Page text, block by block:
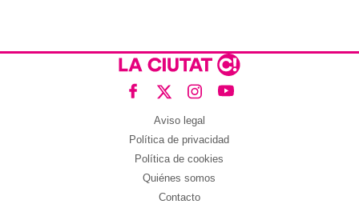
Aviso legal
Política de privacidad
Política de cookies
Quiénes somos
Contacto